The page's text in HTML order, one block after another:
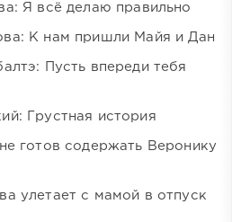
Я всё делаю правильно
К нам пришли Майя и Дан
Пусть впереди тебя
Грустная история
готов содержать Веронику
улетает с мамой в отпуск